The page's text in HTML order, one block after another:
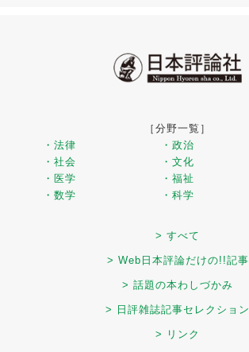
［分野一覧］
・法律
・政治
・社会
・文化
・医学
・福祉
・数学
・科学
> すべて
> Web日本評論だけの!!記事
> 話題の本わしづかみ
> 日評雑誌記事セレクション
> リンク